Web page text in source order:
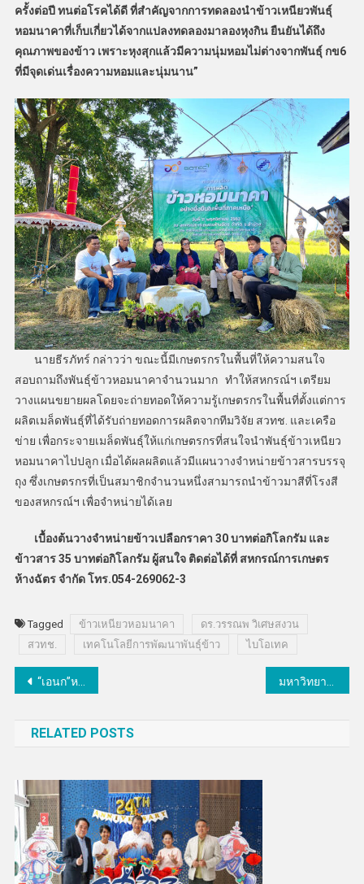
ครั้งต่อปี ทนต่อโรคได้ดี ที่สำคัญจากการทดลองนำข้าวเหนียวพันธุ์
หอมนาคาที่เก็บเกี่ยวได้จากแปลงทดลองมาลองหุงกิน ยืนยันได้ถึง
คุณภาพของข้าว เพราะหุงสุกแล้วมีความนุ่มหอมไม่ต่างจากพันธุ์ กข6
ที่มีจุดเด่นเรื่องความหอมและนุ่มนาน”
นายธีรภัทร์ กล่าวว่า ขณะนี้มีเกษตรกรในพื้นที่ให้ความสนใจ
สอบถามถึงพันธุ์ข้าวหอมนาคาจำนวนมาก ทำให้สหกรณ์ฯ เตรียม
วางแผนขยายผลโดยจะถ่ายทอดให้ความรู้เกษตรกรในพื้นที่ตั้งแต่การ
ผลิตเมล็ดพันธุ์ที่ได้รับถ่ายทอดการผลิตจากทีมวิจัย สวทช. และเครือ
ข่าย เพื่อกระจายเมล็ดพันธุ์ให้แก่เกษตรกรที่สนใจนำพันธุ์ข้าวเหนียว
หอมนาคาไปปลูก เมื่อได้ผลผลิตแล้วมีแผนวางจำหน่ายข้าวสารบรรจุ
ถุง ซึ่งเกษตรกรที่เป็นสมาชิกจำนวนหนึ่งสามารถนำข้าวมาสีที่โรงสี
ของสหกรณ์ฯ เพื่อจำหน่ายได้เลย
เบื้องต้นวางจำหน่ายข้าวเปลือกราคา 30 บาทต่อกิโลกรัม และ
ข้าวสาร 35 บาทต่อกิโลกรัม ผู้สนใจ ติดต่อได้ที่ สหกรณ์การเกษตร
ห้างฉัตร จำกัด โทร.054-269062-3
Tagged ข้าวเหนียวหอมนาคา
ดร.วรรณพ วิเศษสงวน
สวทช.
เทคโนโลยีการพัฒนาพันธุ์ข้าว ไบโอเทค
แนะแนว
“เอนก”หนุนตั้ง5ศูนย์ใหม่ส่งเสริมงานวิจัยด้านสังคม-วัฒนธรรม
RELATED POSTS